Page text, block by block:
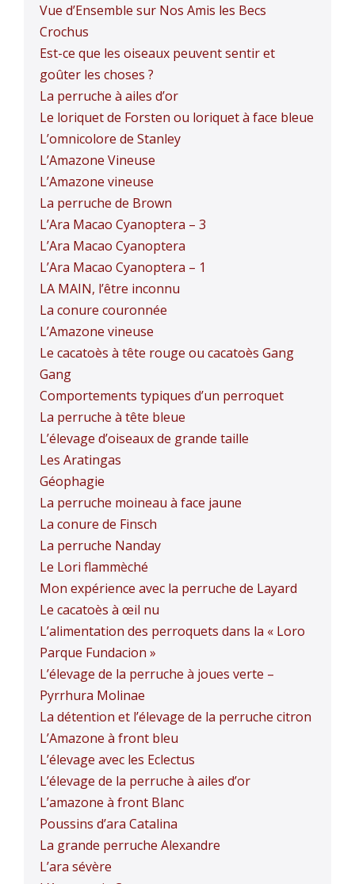
Vue d’Ensemble sur Nos Amis les Becs
Crochus
Est-ce que les oiseaux peuvent sentir et
goûter les choses ?
La perruche à ailes d’or
Le loriquet de Forsten ou loriquet à face bleue
L’omnicolore de Stanley
L’Amazone Vineuse
L’Amazone vineuse
La perruche de Brown
L’Ara Macao Cyanoptera – 3
L’Ara Macao Cyanoptera
L’Ara Macao Cyanoptera – 1
LA MAIN, l’être inconnu
La conure couronnée
L’Amazone vineuse
Le cacatoès à tête rouge ou cacatoès Gang
Gang
Comportements typiques d’un perroquet
La perruche à tête bleue
L’élevage d’oiseaux de grande taille
Les Aratingas
Géophagie
La perruche moineau à face jaune
La conure de Finsch
La perruche Nanday
Le Lori flammèché
Mon expérience avec la perruche de Layard
Le cacatoès à œil nu
L’alimentation des perroquets dans la « Loro
Parque Fundacion »
L’élevage de la perruche à joues verte –
Pyrrhura Molinae
La détention et l’élevage de la perruche citron
L’Amazone à front bleu
L’élevage avec les Eclectus
L’élevage de la perruche à ailes d’or
L’amazone à front Blanc
Poussins d’ara Catalina
La grande perruche Alexandre
L’ara sévère